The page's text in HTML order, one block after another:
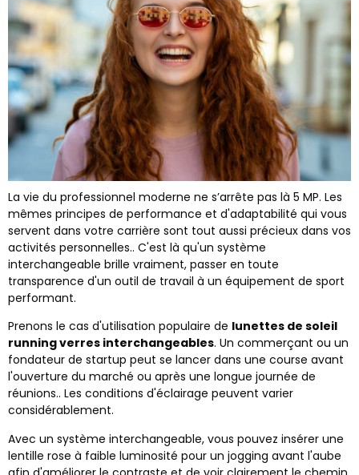
La vie du professionnel moderne ne s’arrête pas là 5 MP. Les
mêmes principes de performance et d'adaptabilité qui vous
servent dans votre carrière sont tout aussi précieux dans vos
activités personnelles.. C'est là qu'un système
interchangeable brille vraiment, passer en toute
transparence d'un outil de travail à un équipement de sport
performant.
Prenons le cas d'utilisation populaire de lunettes de soleil
running verres interchangeables. Un commerçant ou un
fondateur de startup peut se lancer dans une course avant
l'ouverture du marché ou après une longue journée de
réunions.. Les conditions d'éclairage peuvent varier
considérablement.
Avec un système interchangeable, vous pouvez insérer une
lentille rose à faible luminosité pour un jogging avant l'aube